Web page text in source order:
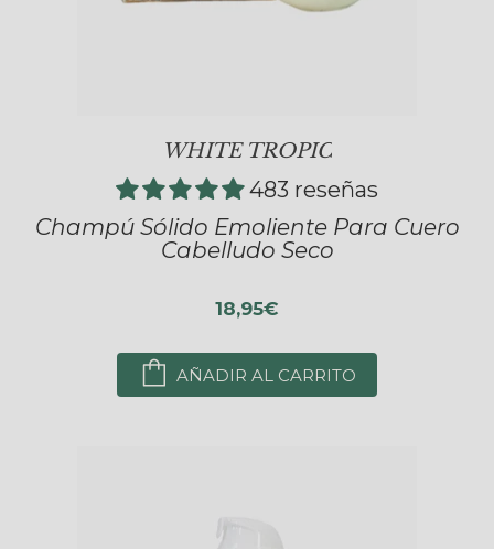
WHITE TROPIC
483 reseñas
Champú Sólido Emoliente Para Cuero
Cabelludo Seco
18,95€
AÑADIR AL CARRITO